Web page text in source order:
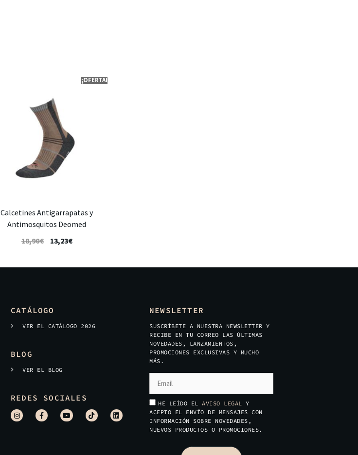
¡OFERTA!
Calcetines Antigarrapatas y
Antimosquitos Deomed
18,90€ 13,23€
CATÁLOGO
VER EL CATÁLOGO 2026
BLOG
VER EL BLOG
REDES SOCIALES
NEWSLETTER
SUSCRÍBETE A NUESTRA NEWSLETTER Y
RECIBE EN TU CORREO LAS ÚLTIMAS
NOVEDADES, LANZAMIENTOS,
PROMOCIONES EXCLUSIVAS Y MUCHO
MÁS.
HE LEÍDO EL AVISO LEGAL Y
ACEPTO EL ENVÍO DE MENSAJES CON
INFORMACIÓN SOBRE NOVEDADES,
NUEVOS PRODUCTOS O PROMOCIONES.